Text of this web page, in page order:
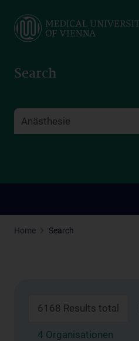
main
Search
Home Search
6168 Results total
4 Organisationen